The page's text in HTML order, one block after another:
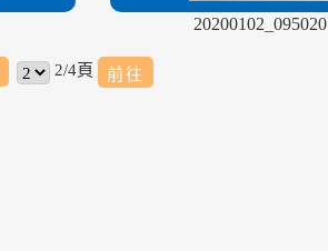
20200102_095020
2/4頁